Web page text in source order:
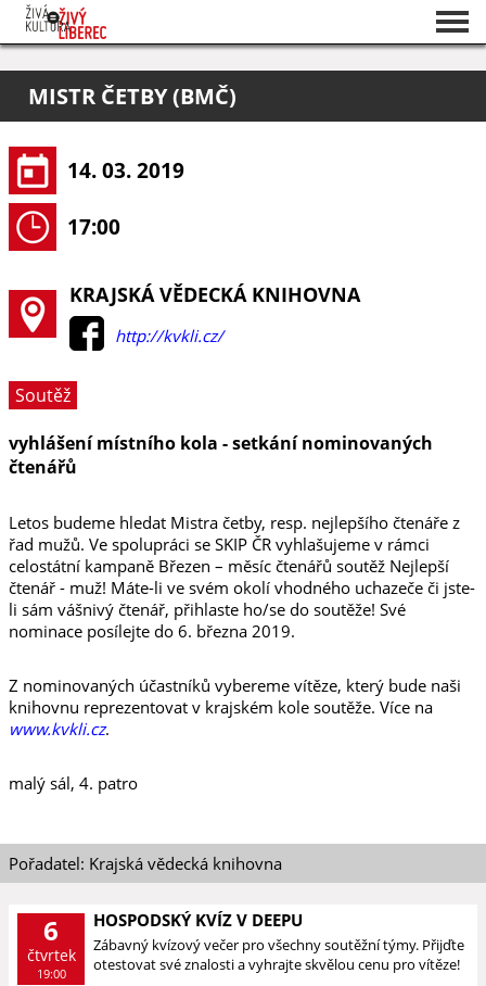
O projektu
Pořadatelé
MISTR ČETBY (BMČ)
14. 03. 2019
17:00
KRAJSKÁ VĚDECKÁ KNIHOVNA
http://kvkli.cz/
Soutěž
vyhlášení místního kola - setkání nominovaných
čtenářů
Letos budeme hledat Mistra četby, resp. nejlepšího čtenáře z
řad mužů. Ve spolupráci se SKIP ČR vyhlašujeme v rámci
celostátní kampaně Březen – měsíc čtenářů soutěž Nejlepší
čtenář - muž! Máte-li ve svém okolí vhodného uchazeče či jste-
li sám vášnivý čtenář, přihlaste ho/se do soutěže! Své
nominace posílejte do 6. března 2019.
Z nominovaných účastníků vybereme vítěze, který bude naši
knihovnu reprezentovat v krajském kole soutěže. Více na
www.kvkli.cz.
malý sál, 4. patro
Pořadatel: Krajská vědecká knihovna
6
čtvrtek
19:00
HOSPODSKÝ KVÍZ V DEEPU
Zábavný kvízový večer pro všechny soutěžní týmy. Přijďte
otestovat své znalosti a vyhrajte skvělou cenu pro vítěze!